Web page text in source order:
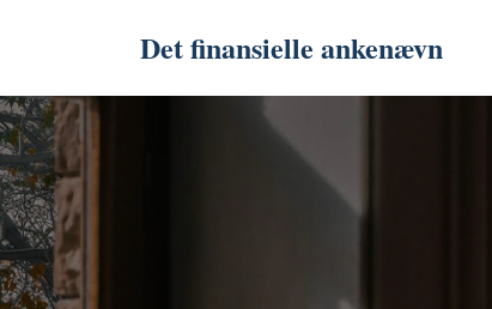
Det finansielle ankenævn